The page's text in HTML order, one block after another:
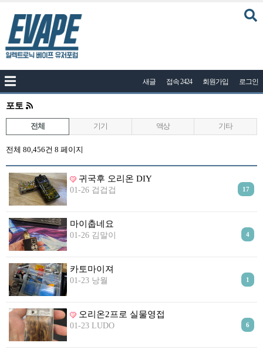
공지사항
나눔이벤트
자유게시판
질문답변
포토
건의게시판
액상
레시피
연구실
리뷰게시판
팁앤가이드
툴즈킷
업체
새글 접속 2424 회원가입 로그인
포토
전체 기기 액상 기타
전체 80,456건 8 페이지
귀국후 오리온 DIY
01-26 겁겁겁 17
마이춥네요
01-26 김말이 4
카토마이져
01-23 낭월 1
오리온2프로 실물영접
01-23 LUDO 6